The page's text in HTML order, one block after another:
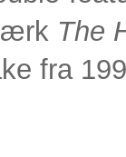
The
fra